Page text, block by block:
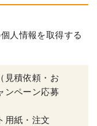
人情報を取得する
見積依頼・お
ンペーン応募
用紙・注文